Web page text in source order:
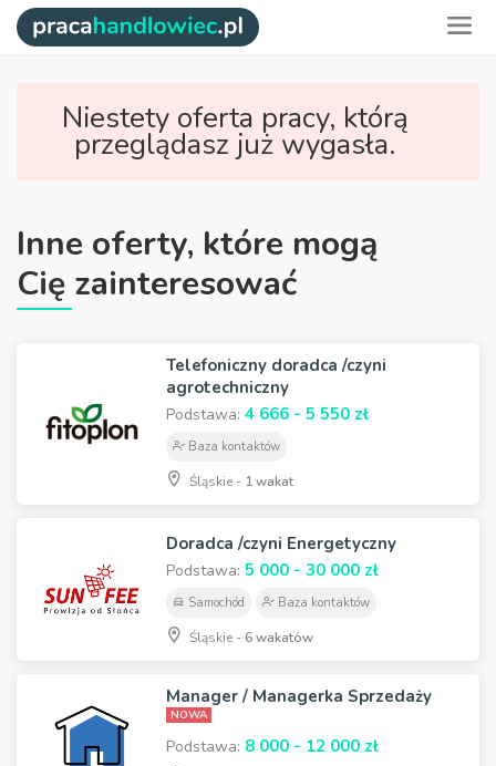
Niestety oferta pracy, którą
przeglądasz już wygasła.
Inne oferty, które mogą
Cię zainteresować
Telefoniczny doradca /czyni
agrotechniczny
Podstawa: 4 666 - 5 550 zł
Baza kontaktów
Śląskie - 1 wakat
Doradca /czyni Energetyczny
Podstawa: 5 000 - 30 000 zł
Samochód Baza kontaktów
Śląskie - 6 wakatów
Manager / Managerka Sprzedaży
NOWA
Podstawa: 8 000 - 12 000 zł